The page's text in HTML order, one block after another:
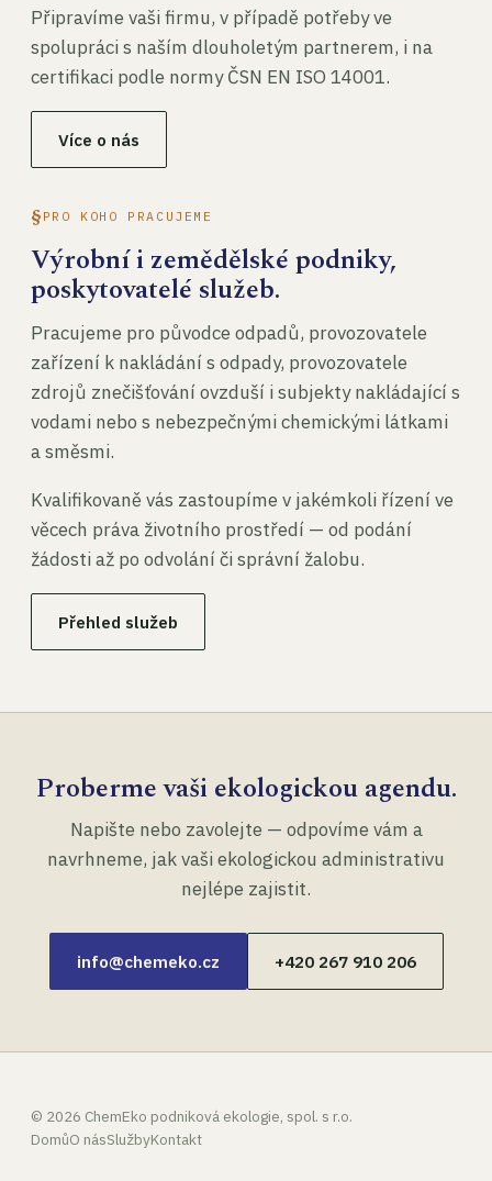
Připravíme vaši firmu, v případě potřeby ve
spolupráci s naším dlouholetým partnerem, i na
certifikaci podle normy ČSN EN ISO 14001.
Více o nás
PRO KOHO PRACUJEME
Výrobní i zemědělské podniky,
poskytovatelé služeb.
Pracujeme pro původce odpadů, provozovatele
zařízení k nakládání s odpady, provozovatele
zdrojů znečišťování ovzduší i subjekty nakládající s
vodami nebo s nebezpečnými chemickými látkami
a směsmi.
Kvalifikovaně vás zastoupíme v jakémkoli řízení ve
věcech práva životního prostředí — od podání
žádosti až po odvolání či správní žalobu.
Přehled služeb
Proberme vaši ekologickou agendu.
Napište nebo zavolejte — odpovíme vám a
navrhneme, jak vaši ekologickou administrativu
nejlépe zajistit.
info@chemeko.cz +420 267 910 206
© 2026 ChemEko podniková ekologie, spol. s r.o.
DomůO násSlužbyKontakt